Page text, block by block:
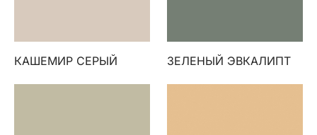
КАШЕМИР СЕРЫЙ ЗЕЛЕНЫЙ ЭВКАЛИПТ